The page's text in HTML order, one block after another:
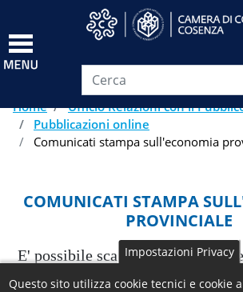
al
principale
Home
Ufficio Relazioni con il
Pubblicazioni online
Comunicati stampa sull'economia
COMUNICATI STAMPA
PROVINCIALE
E' possibile scaricare dalla
fondo alla pagina i comunicati
Impostazioni Privacy
Questo sito utilizza cookie tecnici e cookie